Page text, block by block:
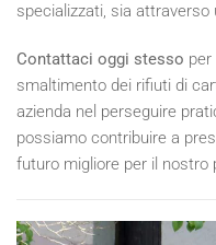
specializzati, sia
Contattaci oggi stesso
smaltimento dei rifiuti di
azienda nel perseguire
possiamo contribuire a
futuro migliore per il nostro